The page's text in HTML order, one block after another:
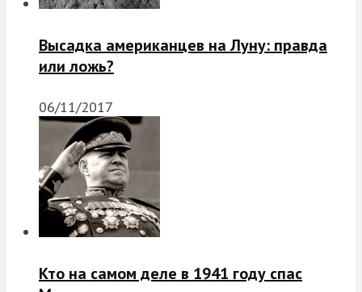
Высадка американцев на Луну: правда
или ложь?
06/11/2017
Кто на самом деле в 1941 году спас